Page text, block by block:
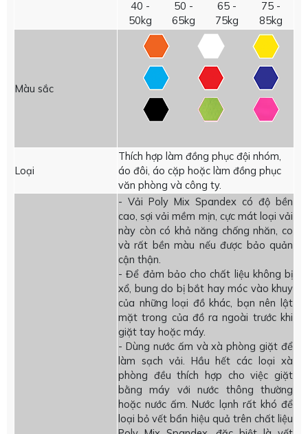
40 -
50kg
50 -
65kg
65 -
75kg
75 -
85kg
Màu sắc
Loại
Thích hợp làm đồng phục đội nhóm,
áo đôi, áo cặp hoặc làm đồng phục
văn phòng và công ty.
- Vải Poly Mix Spandex có độ bền
cao, sợi vải mềm mịn, cực mát loại vải
này còn có khả năng chống nhăn, co
và rất bền màu nếu được bảo quản
cận thận.
- Để đảm bảo cho chất liệu không bị
xổ, bung do bị bắt hay móc vào khuy
của những loại đồ khác, bạn nên lật
mặt trong của đồ ra ngoài trước khi
giặt tay hoặc máy.
- Dùng nước ấm và xà phòng giặt để
làm sạch vải. Hầu hết các loại xà
phòng đều thích hợp cho việc giặt
bằng máy với nước thông thường
hoặc nước ấm. Nước lạnh rất khó để
loại bỏ vết bẩn hiệu quả trên chất liệu